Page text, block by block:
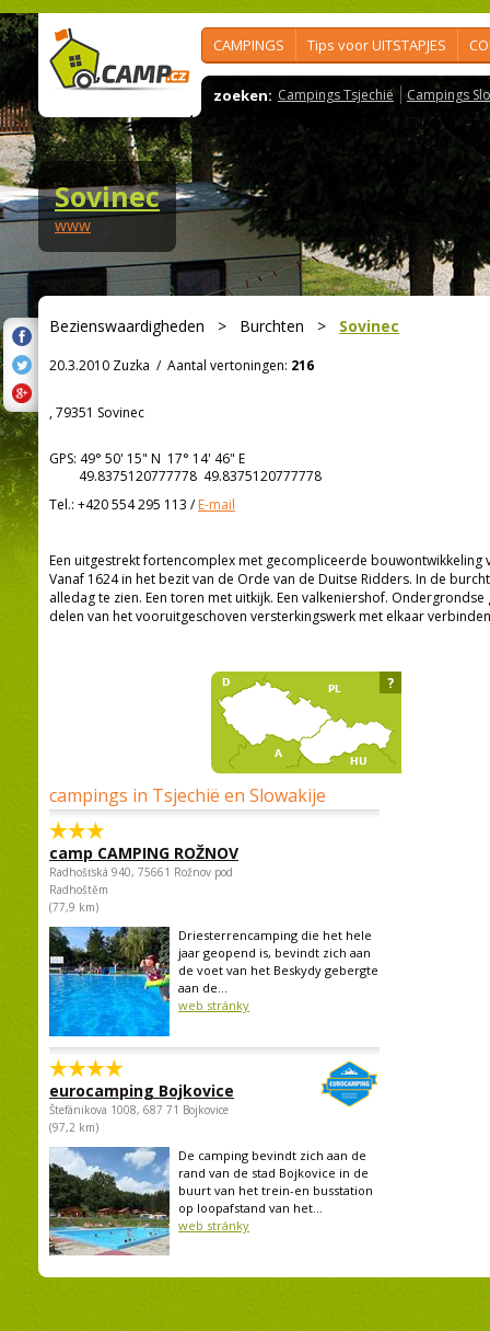
CAMPINGS Tips voor UITSTAPJES
zoeken: Campings Tsjechië Campings
Sovinec
www
Bezienswaardigheden > Burchten > Sovinec
20.3.2010 Zuzka / Aantal vertoningen: 216
, 79351 Sovinec
GPS: 49° 50' 15" N 17° 14' 46" E
49.8375120777778 49.8375120777778
Tel.: +420 554 295 113 /E-mail
Een uitgestrekt fortencomplex met gecompliceerde bouwontwikkeling
Vanaf 1624 in het bezit van de Orde van de Duitse Ridders. In de
alledag te zien. Een toren met uitkijk. Een valkeniershof.
delen van het vooruitgeschoven versterkingswerk met elkaar
campings in Tsjechië en Slowakije
camp CAMPING ROŽNOV
Radhošťská 940, 75661 Rožnov pod
Radhoštěm
(77,9 km)
Driesterrencamping die het hele
jaar geopend is, bevindt zich aan
de voet van het Beskydy gebergte
aan de...
web stránky
eurocamping Bojkovice
Štefánikova 1008, 687 71 Bojkovice
(97,2 km)
De camping bevindt zich aan de
rand van de stad Bojkovice in de
buurt van het trein-en busstation
op loopafstand van het...
web stránky
?